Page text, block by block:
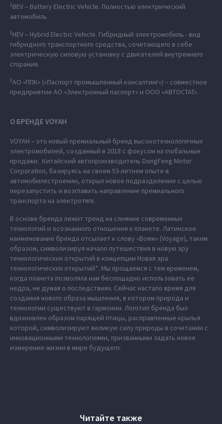
1BEV – Battery Electric Vehicle. Полностью электрический
автомобиль
2HEV – Hybrid Electric Vehicle. Гибридный электромобиль - вид
гибридного транспортного средства, сочетающего в себе
электрическую силовую установку с двигателей внутреннего
сгорания.
3АО «ППК» («Паспорт промышленный консалтинг») – совместное
предприятие АО «Электронный паспорт» и ООО «АВТОСТАТ».
О БРЕНДЕ VOYAH
VOYAH – это новый премиальный бренд высокотехнологичных
электромобилей, созданный в 2018 с фокусом на глобальные
продажи. Китайский автопроизводитель DongFeng Motor
Corporation, базируясь на своем 53-летнем опыте в
автомобилестроении, открыл новое подразделение с целью
перезапустить и возглавить направление премиального
транспорта на электротяге.
В основе бренда лежит тренд на слияние современных
технологий и осознанного отношения к планете. Латинское
наименование бренда отсылает к слову «Вояж» (Voyage), таким
образом, символизируя начало путешествия в новую эру
технологических открытий в концепции Новая эра
технологических открытий*. Мы прощаемся с тем временем,
когда планета позволяла нам беспощадно использовать ее
недра, не думая о последствиях. Сейчас настало время для
создания нового образа мышления, в котором природа и
технологии существуют в гармонии. Логотип бренда был
вдохновлен образом парящей птицы, расправленные крылья
которой, символизируют великую силу природы в сочетании с
инновационными технологиями, призванными задать новое
измерение жизни в мире будущего.
Читайте также